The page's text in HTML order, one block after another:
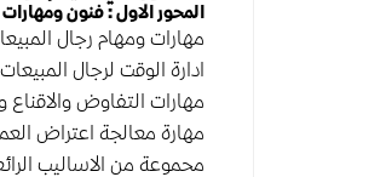
المحور الاول : فنون ومهارات
مهارات ومهام رجال
ادارة الوقت لرجال المبيعات
مهارات التفاوض والاقناع
مهارة معالجة اعتراض
محموعة من الاساليب